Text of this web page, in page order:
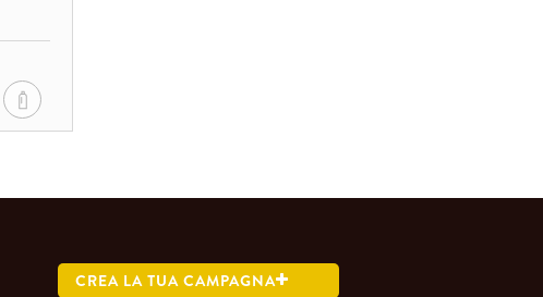
CREA LA TUA CAMPAGNA